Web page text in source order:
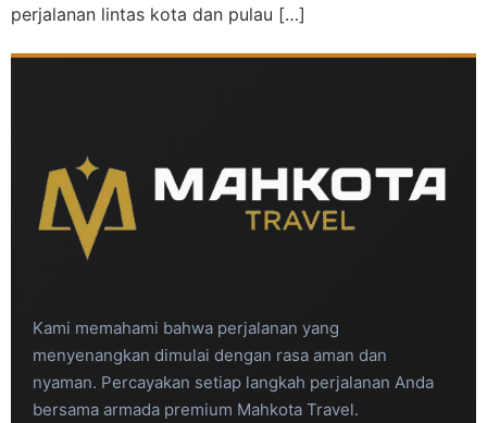
perjalanan lintas kota dan pulau […]
Kami memahami bahwa perjalanan yang
menyenangkan dimulai dengan rasa aman dan
nyaman. Percayakan setiap langkah perjalanan Anda
bersama armada premium Mahkota Travel.